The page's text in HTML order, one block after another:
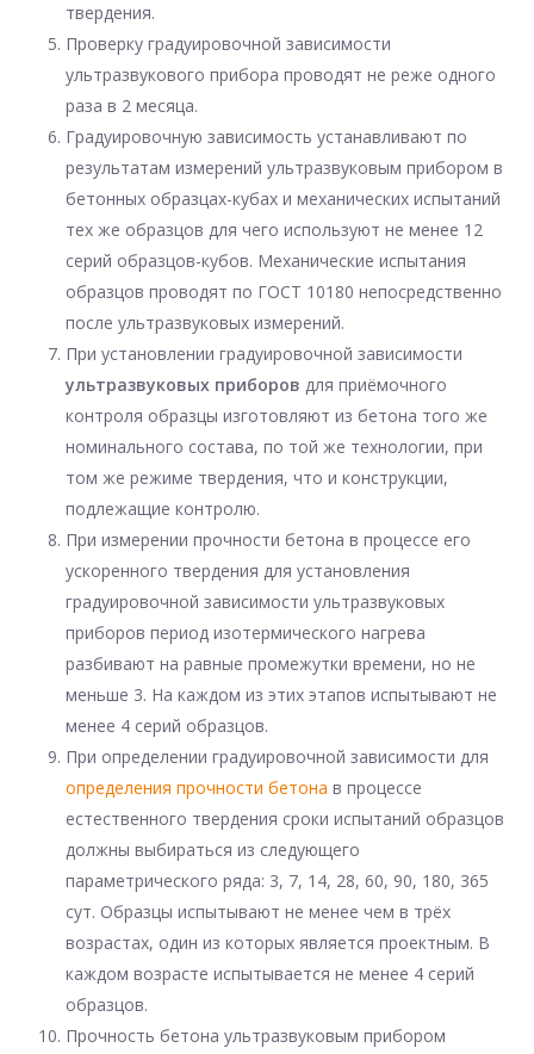
твердения.
Проверку градуировочной зависимости
ультразвукового прибора проводят не реже одного
раза в 2 месяца.
Градуировочную зависимость устанавливают по
результатам измерений ультразвуковым прибором в
бетонных образцах-кубах и механических испытаний
тех же образцов для чего используют не менее 12
серий образцов-кубов. Механические испытания
образцов проводят по ГОСТ 10180 непосредственно
после ультразвуковых измерений.
При установлении градуировочной зависимости
ультразвуковых приборов для приёмочного
контроля образцы изготовляют из бетона того же
номинального состава, по той же технологии, при
том же режиме твердения, что и конструкции,
подлежащие контролю.
При измерении прочности бетона в процессе его
ускоренного твердения для установления
градуировочной зависимости ультразвуковых
приборов период изотермического нагрева
разбивают на равные промежутки времени, но не
меньше 3. На каждом из этих этапов испытывают не
менее 4 серий образцов.
При определении градуировочной зависимости для
определения прочности бетона в процессе
естественного твердения сроки испытаний образцов
должны выбираться из следующего
параметрического ряда: 3, 7, 14, 28, 60, 90, 180, 365
сут. Образцы испытывают не менее чем в трёх
возрастах, один из которых является проектным. В
каждом возрасте испытывается не менее 4 серий
образцов.
Прочность бетона ультразвуковым прибором